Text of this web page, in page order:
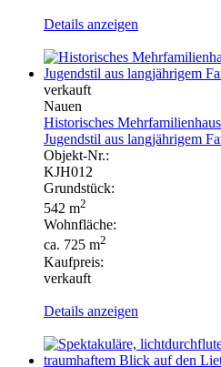
Details anzeigen
verkauft
Nauen
Historisches
Jugendstil aus langjährigem
Objekt-Nr.:
KJH012
Grundstück:
542 m2
Wohnfläche:
ca. 725 m2
Kaufpreis:
verkauft
Details anzeigen